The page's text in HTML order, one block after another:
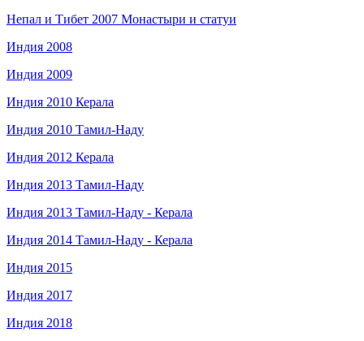
Непал и Тибет 2007 Монастыри и статуи
Индия 2008
Индия 2009
Индия 2010 Керала
Индия 2010 Тамил-Наду
Индия 2012 Керала
Индия 2013 Тамил-Наду
Индия 2013 Тамил-Наду - Керала
Индия 2014 Тамил-Наду - Керала
Индия 2015
Индия 2017
Индия 2018